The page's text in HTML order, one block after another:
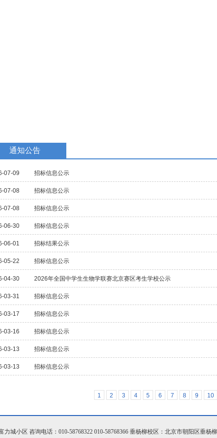
通知公告
07-09 招标信息公示
07-08 招标信息公示
07-08 招标信息公示
06-30 招标信息公示
06-01 招标结果公示
05-22 招标信息公示
04-30 2026年全国中学生生物学联赛北京赛区考生学校公示
03-31 招标信息公示
03-17 招标信息公示
03-16 招标信息公示
03-13 招标信息公示
03-13 招标信息公示
1 2 3 4 5 6 7 8 9 10
城小区 咨询电话：010-58768322 010-58768366 垂杨柳校区：北京市朝阳区垂杨